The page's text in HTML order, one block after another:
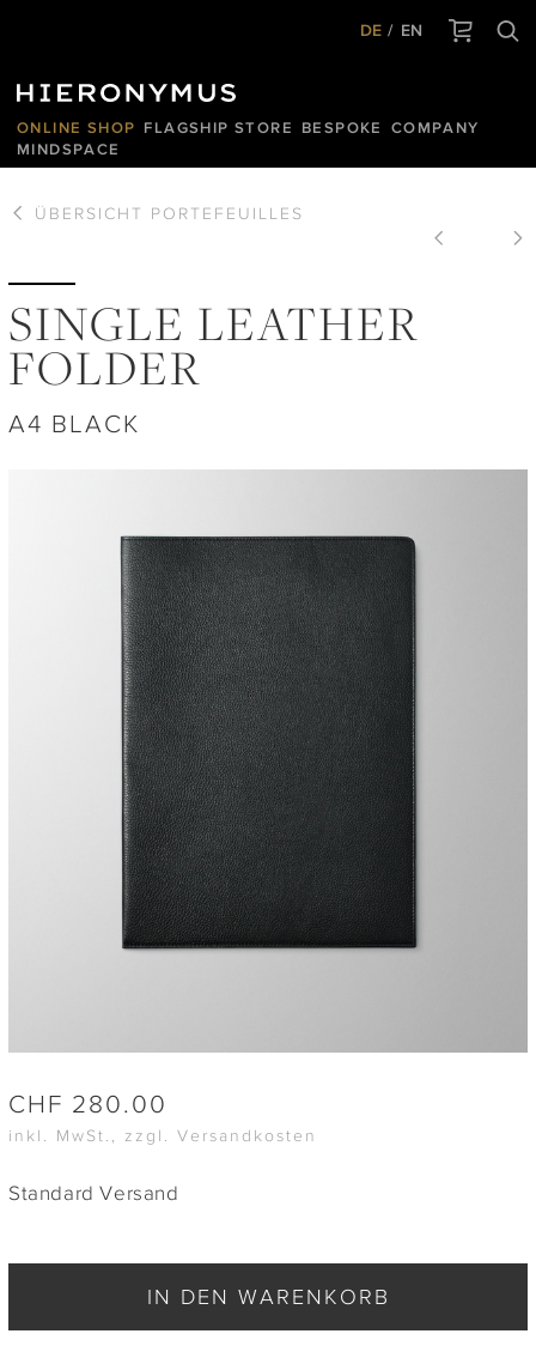
DE EN
ONLINE SHOP FLAGSHIP STORE BESPOKE
COMPANY
MINDSPACE
ÜBERSICHT PORTEFEUILLES
SINGLE LEATHER
FOLDER
A4 BLACK
CHF 280.00
inkl. MwSt., zzgl. Versandkosten
Standard Versand
IN DEN WARENKORB